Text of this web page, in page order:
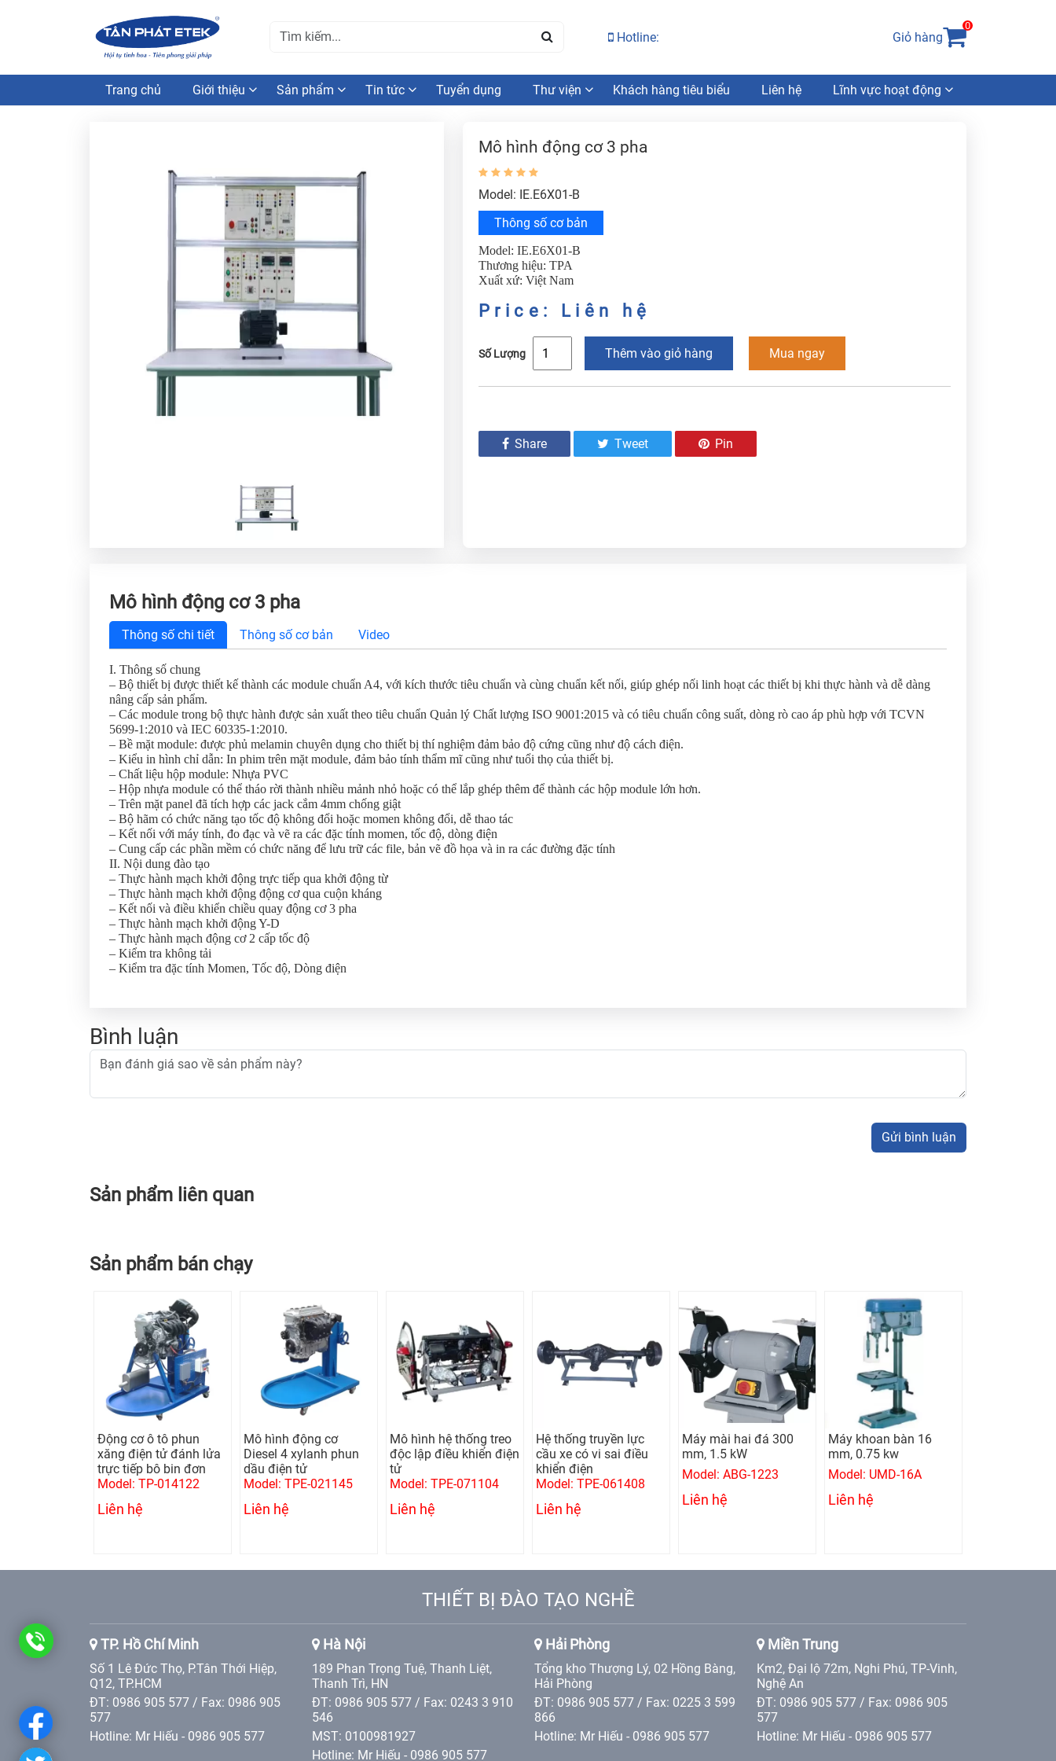
Hotline: Giỏ hàng
0
Trang chủ Giới thiệu Sản phẩm Tin tức Tuyển dụng Thư viện Khách hàng tiêu biểu Liên hệ Lĩnh vực hoạt động
Mô hình động cơ 3 pha
Model: IE.E6X01-B
Thông số cơ bản
Model: IE.E6X01-B
Thương hiệu: TPA
Xuất xứ: Việt Nam
Price: Liên hệ
Số Lượng Thêm vào giỏ hàng Mua ngay
Share Tweet Pin
Mô hình động cơ 3 pha
Thông số chi tiết Thông số cơ bản Video
I. Thông số chung
– Bộ thiết bị được thiết kế thành các module chuẩn A4, với kích thước tiêu chuẩn và cùng chuẩn kết nối, giúp ghép nối linh hoạt các thiết bị khi thực hành và dễ dàng
nâng cấp sản phẩm.
– Các module trong bộ thực hành được sản xuất theo tiêu chuẩn Quản lý Chất lượng ISO 9001:2015 và có tiêu chuẩn công suất, dòng rò cao áp phù hợp với TCVN
5699-1:2010 và IEC 60335-1:2010.
– Bề mặt module: được phủ melamin chuyên dụng cho thiết bị thí nghiệm đảm bảo độ cứng cũng như độ cách điện.
– Kiểu in hình chỉ dẫn: In phim trên mặt module, đảm bảo tính thẩm mĩ cũng như tuổi thọ của thiết bị.
– Chất liệu hộp module: Nhựa PVC
– Hộp nhựa module có thể tháo rời thành nhiều mảnh nhỏ hoặc có thể lắp ghép thêm để thành các hộp module lớn hơn.
– Trên mặt panel đã tích hợp các jack cắm 4mm chống giật
– Bộ hãm có chức năng tạo tốc độ không đổi hoặc momen không đổi, dễ thao tác
– Kết nối với máy tính, đo đạc và vẽ ra các đặc tính momen, tốc độ, dòng điện
– Cung cấp các phần mềm có chức năng để lưu trữ các file, bản vẽ đồ họa và in ra các đường đặc tính
II. Nội dung đào tạo
– Thực hành mạch khởi động trực tiếp qua khởi động từ
– Thực hành mạch khởi động động cơ qua cuộn kháng
– Kết nối và điều khiển chiều quay động cơ 3 pha
– Thực hành mạch khởi động Y-D
– Thực hành mạch động cơ 2 cấp tốc độ
– Kiểm tra không tải
– Kiểm tra đặc tính Momen, Tốc độ, Dòng điện
Bình luận
Gửi bình luận
Sản phẩm liên quan
Sản phẩm bán chạy
Động cơ ô tô phun
xăng điện tử đánh lửa
trực tiếp bô bin đơn
Model: TP-014122
Liên hệ
Mô hình động cơ
Diesel 4 xylanh phun
dầu điện tử
Model: TPE-021145
Liên hệ
Mô hình hệ thống treo
độc lập điều khiển điện
tử
Model: TPE-071104
Liên hệ
Hệ thống truyền lực
cầu xe có vi sai điều
khiển điện
Model: TPE-061408
Liên hệ
Máy mài hai đá 300
mm, 1.5 kW
Model: ABG-1223
Liên hệ
Máy khoan bàn 16
mm, 0.75 kw
Model: UMD-16A
Liên hệ
THIẾT BỊ ĐÀO TẠO NGHỀ
TP. Hồ Chí Minh
Số 1 Lê Đức Thọ, P.Tân Thới Hiệp,
Q12, TP.HCM
ĐT: 0986 905 577 / Fax: 0986 905
577
Hotline: Mr Hiếu - 0986 905 577
Hà Nội
189 Phan Trọng Tuệ, Thanh Liệt,
Thanh Trì, HN
ĐT: 0986 905 577 / Fax: 0243 3 910
546
MST: 0100981927
Hotline: Mr Hiếu - 0986 905 577
Hải Phòng
Tổng kho Thượng Lý, 02 Hồng Bàng,
Hải Phòng
ĐT: 0986 905 577 / Fax: 0225 3 599
866
Hotline: Mr Hiếu - 0986 905 577
Miền Trung
Km2, Đại lộ 72m, Nghi Phú, TP-Vinh,
Nghệ An
ĐT: 0986 905 577 / Fax: 0986 905
577
Hotline: Mr Hiếu - 0986 905 577